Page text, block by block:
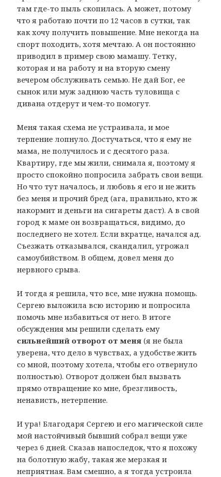
там где-то пыль скопилась. А может, потому
что я работаю почти по 12 часов в сутки, так
как хочу получить повышение. Мне некогда на
спорт походить, хотя мечтаю. А он постоянно
приводил в пример свою мамашу. Тетку,
которая и на работу и на вторую смену
вечером обслуживать семью. Не дай Бог, ее
сынок или муж заднюю часть туловища с
дивана отдерут и чем-то помогут.
Меня такая схема не устраивала, и мое
терпение лопнуло. Достучаться, что я ему не
мама, не получилось и с десятого раза.
Квартиру, где мы жили, снимала я, поэтому я
просто спокойно попросила забрать свои вещи.
Но что тут началось, и любовь я его и не жить
без меня и прочий бред (ага, правильно, кто ж
накормит и деньги на сигареты даст). А в свой
город к маме он возвращаться, видимо, до
последнего не хотел. Если вкратце, начался ад.
Съезжать отказывался, скандалил, угрожал
самоубийством. В общем, довел меня до
нервного срыва.
И тогда я решила, что все, мне нужна помощь.
Сергею выложила всю историю и попросила
помочь мне избавиться от него. В итоге
обсуждения мы решили сделать ему
сильнейший отворот от меня (я не была
уверена, что дело в чувствах, а удобстве жить
со мной, поэтому хотела, чтобы его отвернуло
полностью). Отворот должен был вызвать
прямо отвращение ко мне, брезгливость,
ненависть, нетерпение.
И ура! Благодаря Сергею и его магической силе
мой настойчивый бывший собрал вещи уже
через 6 дней. Сказав напоследок, что я похожу
на болотную жабу, такая же мерзкая и
неприятная. Вам смешно, а я тогда устроила